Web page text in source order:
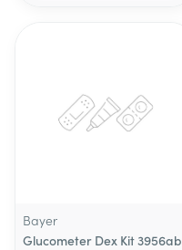
Bayer
Glucometer Dex Kit 3956ab